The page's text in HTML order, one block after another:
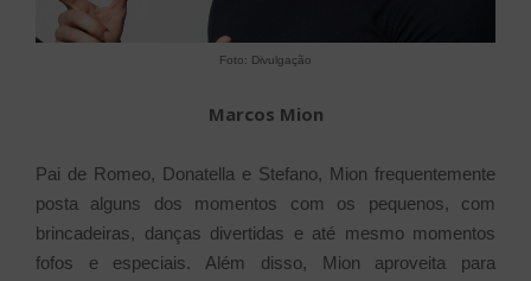
Foto: Divulgação
Marcos Mion
Pai de Romeo, Donatella e Stefano, Mion frequentemente
posta alguns dos momentos com os pequenos, com
brincadeiras, danças divertidas e até mesmo momentos
fofos e especiais. Além disso, Mion aproveita para